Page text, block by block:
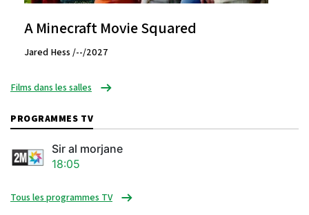
A Minecraft Movie Squared
Jared Hess /--/2027
Films dans les salles
PROGRAMMES TV
Sir al morjane
18:05
Tous les programmes TV